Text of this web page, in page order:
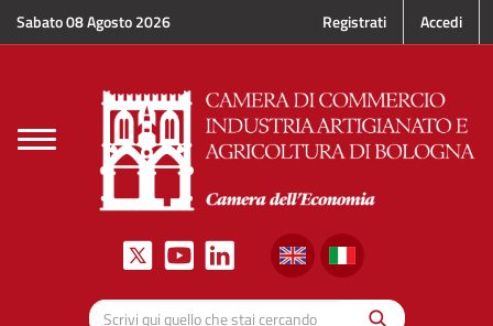
Sabato 08 Agosto 2026 Registrati Accedi
Toggle
navigation
Cerca